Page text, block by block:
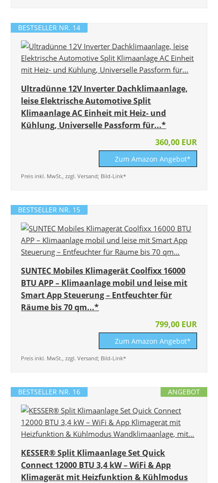
BESTSELLER NR. 14
Ultradünne 12V Inverter Dachklimaanlage,
leise Elektrische Automotive Split
Klimaanlage AC Einheit mit Heiz- und
Kühlung, Universelle Passform für...*
360,00 EUR
Zum Amazon Angebot*
Preis inkl. MwSt., zzgl. Versand; Bild-Link*
BESTSELLER NR. 15
SUNTEC Mobiles Klimagerät Coolfixx 16000
BTU APP – Klimaanlage mobil und leise mit
Smart App Steuerung – Entfeuchter für
Räume bis 70 qm...*
799,00 EUR
Zum Amazon Angebot*
Preis inkl. MwSt., zzgl. Versand; Bild-Link*
ANGEBOT
BESTSELLER NR. 16
KESSER® Split Klimaanlage Set Quick
Connect 12000 BTU 3,4 kW – WiFi & App
Klimagerät mit Heizfunktion & Kühlmodus